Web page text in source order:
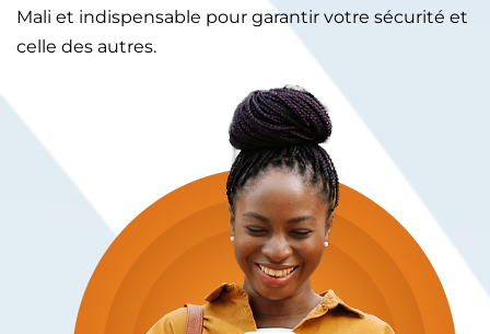
Mali et indispensable pour garantir votre sécurité et
celle des autres.